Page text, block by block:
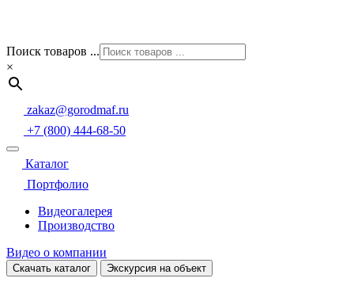
Поиск товаров ...
×
zakaz@gorodmaf.ru
+7 (800) 444-68-50
Каталог
Портфолио
Видеогалерея
Производство
Видео о компании
Скачать каталог Экскурсия на объект